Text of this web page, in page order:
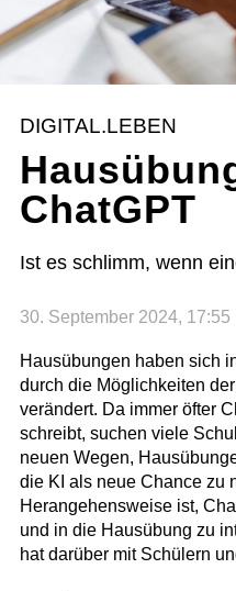
DIGITAL.LEBEN
ChatGPT
Ist es schlimm, wenn
30. September 2024, 17:55
Hausübungen haben sich
durch die Möglichkeiten
verändert. Da immer öfter
schreibt, suchen viele
neuen Wegen,
die KI als neue Chance zu
Herangehensweise ist,
und in die Hausübung zu
hat darüber mit Schülern